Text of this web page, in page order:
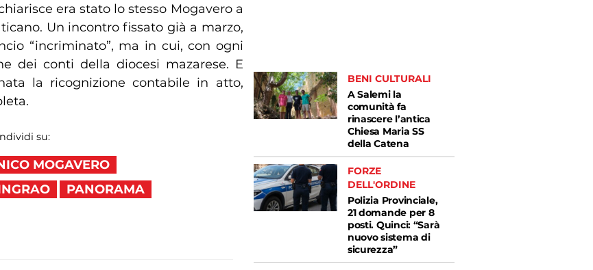
era stato lo stesso Mogavero a
Un incontro fissato già a marzo,
“incriminato”, ma in cui, con ogni
dei conti della diocesi mazarese. E
la ricognizione contabile in atto,
su:
MOGAVERO
PANORAMA
BENI CULTURALI
A Salemi la
comunità fa
rinascere l’antica
Chiesa Maria SS
della Catena
FORZE
DELL'ORDINE
Polizia Provinciale,
21 domande per 8
posti. Quinci: “Sarà
nuovo sistema di
sicurezza”